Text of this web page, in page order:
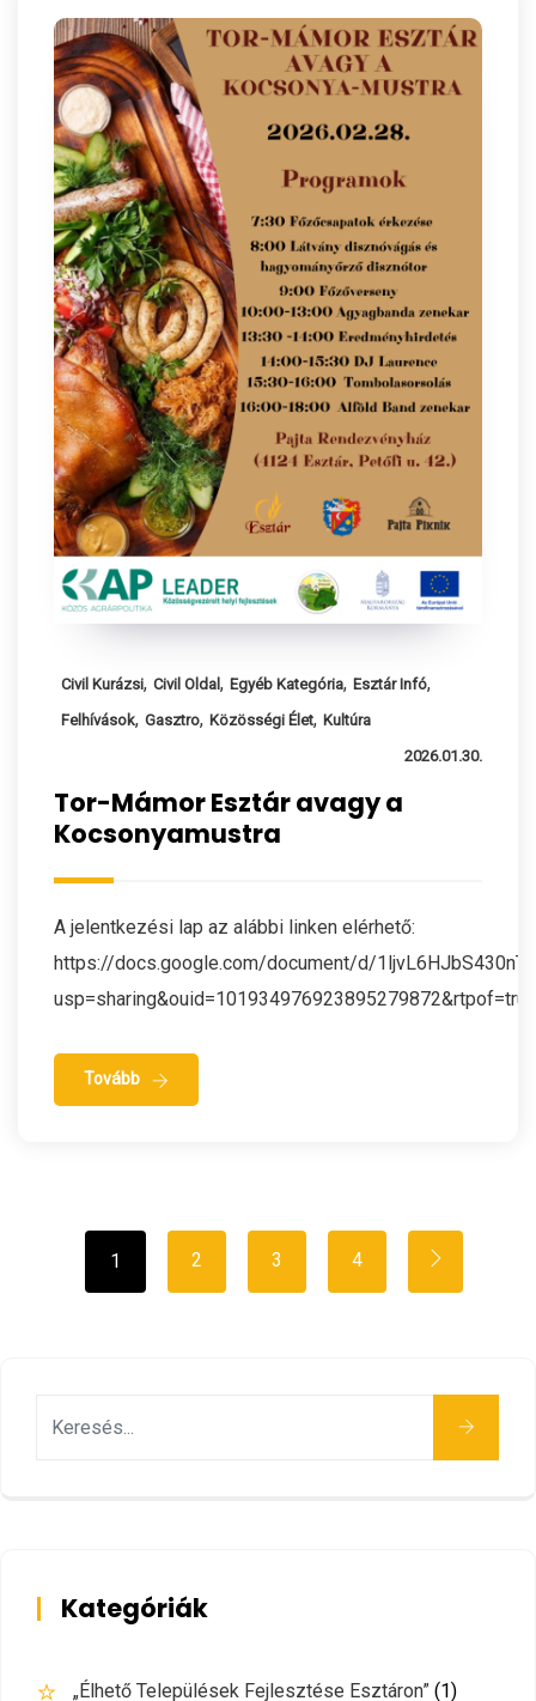
Civil Kurázsi, Civil Oldal , Egyéb Kategória, Esztár Infó,
Felhívások, Gasztro, Közösségi Élet, Kultúra
2026.01.30.
Tor-Mámor Esztár avagy a
Kocsonyamustra
A jelentkezési lap az alábbi linken elérhető:
https://docs.google.com/document/d/
Tovább
1 2 3 4
Kategóriák
„Élhető Települések Fejlesztése Esztáron” (1)